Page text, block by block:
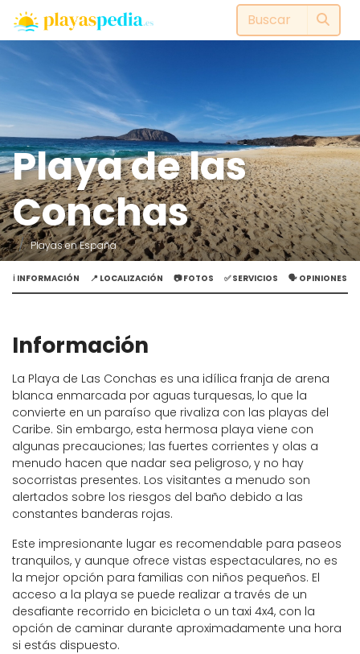
Playa de las
Conchas
Playas en España
ℹ️ INFORMACIÓN 📍 LOCALIZACIÓN 📷 FOTOS ✅ SERVICIOS 🗣️ OPINIONES
Información
La Playa de Las Conchas es una idílica franja de arena
blanca enmarcada por aguas turquesas, lo que la
convierte en un paraíso que rivaliza con las playas del
Caribe. Sin embargo, esta hermosa playa viene con
algunas precauciones; las fuertes corrientes y olas a
menudo hacen que nadar sea peligroso, y no hay
socorristas presentes. Los visitantes a menudo son
alertados sobre los riesgos del baño debido a las
constantes banderas rojas.
Este impresionante lugar es recomendable para paseos
tranquilos, y aunque ofrece vistas espectaculares, no es
la mejor opción para familias con niños pequeños. El
acceso a la playa se puede realizar a través de un
desafiante recorrido en bicicleta o un taxi 4x4, con la
opción de caminar durante aproximadamente una hora
si estás dispuesto.